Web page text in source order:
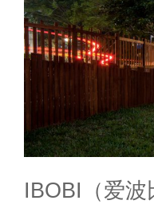
IBOBI （爱